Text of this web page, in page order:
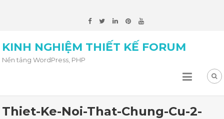
KINH NGHIỆM THIẾT KẾ FORUM
Nền tảng WordPress, PHP
Thiet-Ke-Noi-That-Chung-Cu-2-